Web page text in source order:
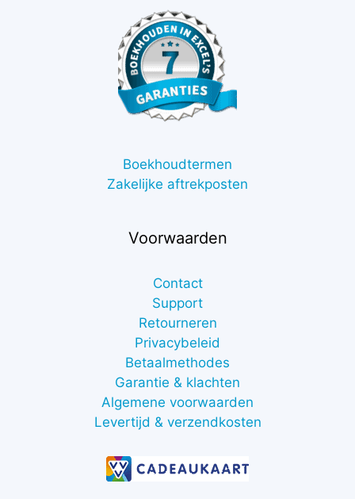
Boekhoudtermen
Zakelijke aftrekposten
Voorwaarden
Contact
Support
Retourneren
Privacybeleid
Betaalmethodes
Garantie & klachten
Algemene voorwaarden
Levertijd & verzendkosten